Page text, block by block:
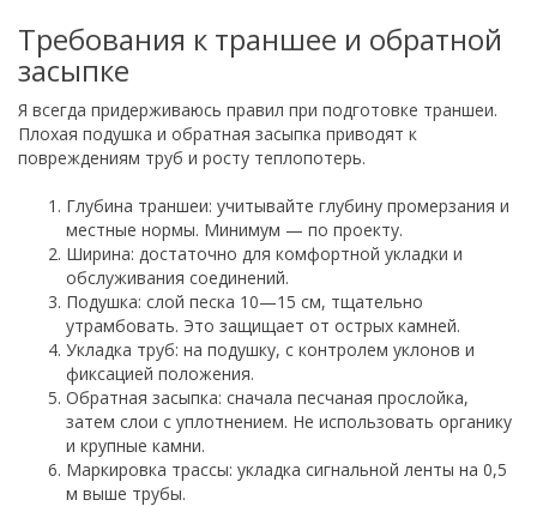
Требования к траншее и обратной
засыпке
Я всегда придерживаюсь правил при подготовке траншеи.
Плохая подушка и обратная засыпка приводят к
повреждениям труб и росту теплопотерь.
Глубина траншеи: учитывайте глубину промерзания и
местные нормы. Минимум — по проекту.
Ширина: достаточно для комфортной укладки и
обслуживания соединений.
Подушка: слой песка 10—15 см, тщательно
утрамбовать. Это защищает от острых камней.
Укладка труб: на подушку, с контролем уклонов и
фиксацией положения.
Обратная засыпка: сначала песчаная прослойка,
затем слои с уплотнением. Не использовать органику
и крупные камни.
Маркировка трассы: укладка сигнальной ленты на 0,5
м выше трубы.